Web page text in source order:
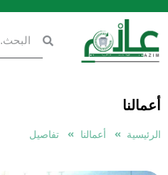
أعمالنا
الرئيسية أعمالنا تفاصيل